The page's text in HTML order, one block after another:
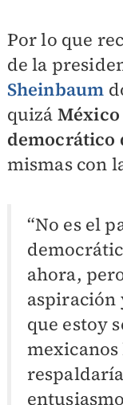
Por lo que
de la
Sheinbaum
quizá México
democrático
mismas con
“No es el
ahora,
aspiración
que estoy
mexicanos